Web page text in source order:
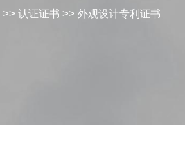
>> 认证证书 >> 外观设计专利证书